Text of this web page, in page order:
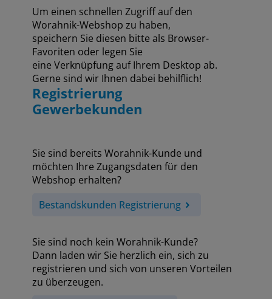
Um einen schnellen Zugriff auf den
Worahnik-Webshop zu haben,
speichern Sie diesen bitte als Browser-
Favoriten oder legen Sie
eine Verknüpfung auf Ihrem Desktop ab.
Gerne sind wir Ihnen dabei behilflich!
Registrierung
Gewerbekunden
Sie sind bereits Worahnik-Kunde und
möchten Ihre Zugangsdaten für den
Webshop erhalten?
Bestandskunden Registrierung
Sie sind noch kein Worahnik-Kunde?
Dann laden wir Sie herzlich ein, sich zu
registrieren und sich von unseren Vorteilen
zu überzeugen.